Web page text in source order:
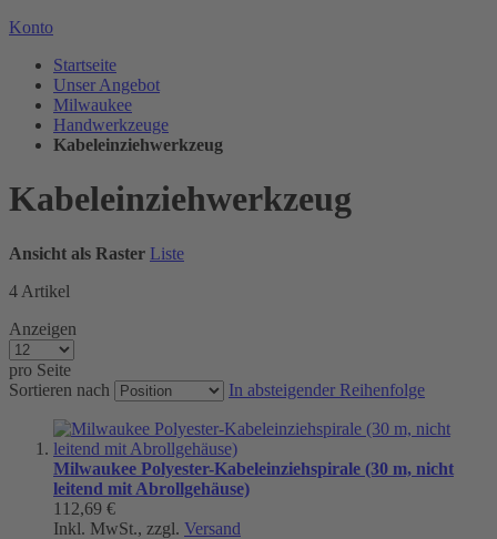
Konto
Startseite
Unser Angebot
Milwaukee
Handwerkzeuge
Kabeleinziehwerkzeug
Kabeleinziehwerkzeug
Ansicht als Raster Liste
4 Artikel
Anzeigen
pro Seite
Sortieren nach
In absteigender Reihenfolge
Milwaukee Polyester-Kabeleinziehspirale (30 m, nicht
leitend mit Abrollgehäuse)
112,69 €
Inkl. MwSt., zzgl. Versand